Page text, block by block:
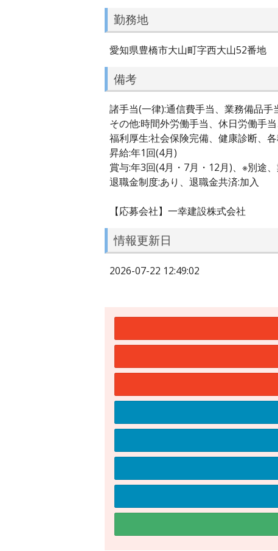
勤務地
愛知県豊橋市大山町字西大山52番地
備考
諸手当(一律):通信費手当、業務備品手
その他:時間外労働手当、休日労働手
福利厚生:社会保険完備、健康診断、
昇給:年1回(4月)
賞与:年3回(4月・7月・12月)、※別途
退職金制度:あり、退職金共済:加入
【応募会社】一幸建設株式会社
情報更新日
2026-07-22 12:49:02